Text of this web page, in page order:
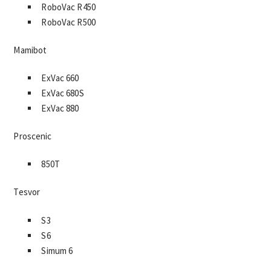
RoboVac R450
RoboVac R500
Mamibot
ExVac 660
ExVac 680S
ExVac 880
Proscenic
850T
Tesvor
S3
S6
Simum 6